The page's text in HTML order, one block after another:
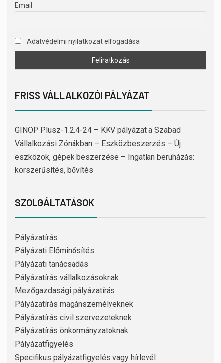
Email
Adatvédelmi nyilatkozat elfogadása
FRISS VÁLLALKOZÓI PÁLYÁZAT
GINOP Plusz-1.2.4-24 – KKV pályázat a Szabad
Vállalkozási Zónákban – Eszközbeszerzés – Új
eszközök, gépek beszerzése – Ingatlan beruházás:
korszerűsítés, bővítés
SZOLGÁLTATÁSOK
Pályázatírás
Pályázati Előminősítés
Pályázati tanácsadás
Pályázatírás vállalkozásoknak
Mezőgazdasági pályázatírás
Pályázatírás magánszemélyeknek
Pályázatírás civil szervezeteknek
Pályázatírás önkormányzatoknak
Pályázatfigyelés
Specifikus pályázatfigyelés vagy hírlevél